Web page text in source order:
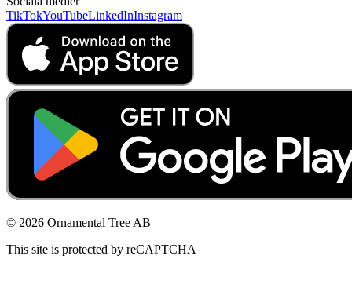
TikTokYouTubeLinkedInInstagram
© 2026 Ornamental Tree AB
This site is protected by reCAPTCHA